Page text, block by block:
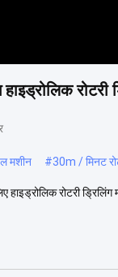
रोटरी
मशीन #30m / मिनट
रोटरी ड्रिलिंग